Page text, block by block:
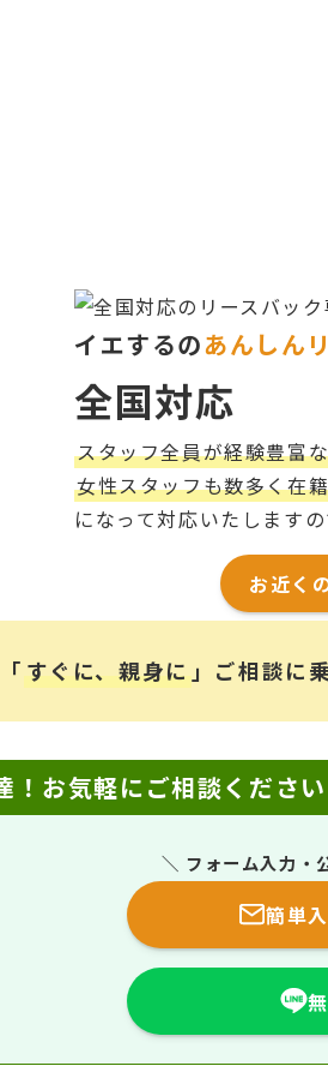
イエするのあんしん
全国対応
スタッフ全員が経験豊富
女性スタッフも数多く在
になって対応いたします
お近く
すぐに、親身に」ご相談に
お気軽にご相談ください
＼ フォーム入力・
簡単